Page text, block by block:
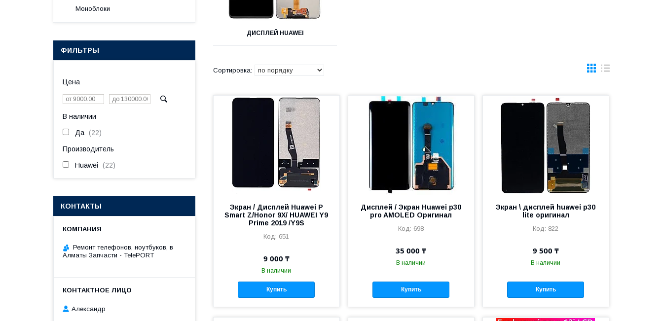
ДИСПЛЕЙ HUAWEI
Экран / Дисплей Huawei P
Smart Z/Honor 9X/ HUAWEI Y9
Prime 2019 /Y9S
651
9 000 ₸
В наличии
Купить
Дисплей / Экран Huawei p30
pro AMOLED Оригинал
698
35 000 ₸
В наличии
Купить
Экран \ дисплей huawei p30
lite оригинал
822
9 500 ₸
В наличии
Купить
Моноблоки
ФИЛЬТРЫ
Цена
В наличии
Да 22
Производитель
Huawei 22
КОНТАКТЫ
Ремонт телефонов, ноутбуков, в
Алматы Запчасти - TelePORT
Александр